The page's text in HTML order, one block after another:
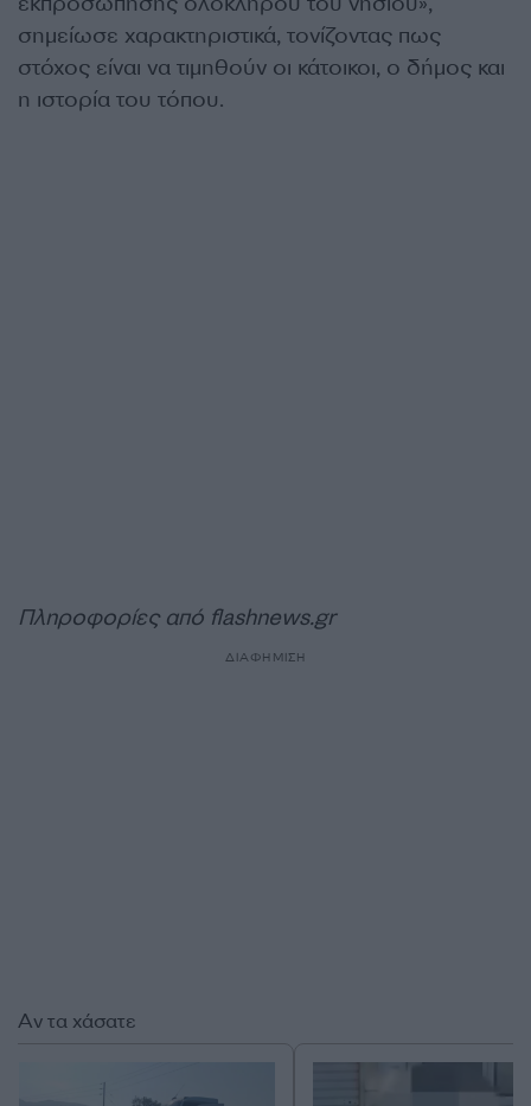
σημείωσε χαρακτηριστικά, τονίζοντας πως
στόχος είναι να τιμηθούν οι κάτοικοι, ο δήμος και
η ιστορία του τόπου.
Πληροφορίες από flashnews.gr
ΔΙΑΦΗΜΙΣΗ
Αν τα χάσατε